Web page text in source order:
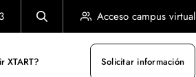
Acceso campus virtual
XTART? Solicitar información